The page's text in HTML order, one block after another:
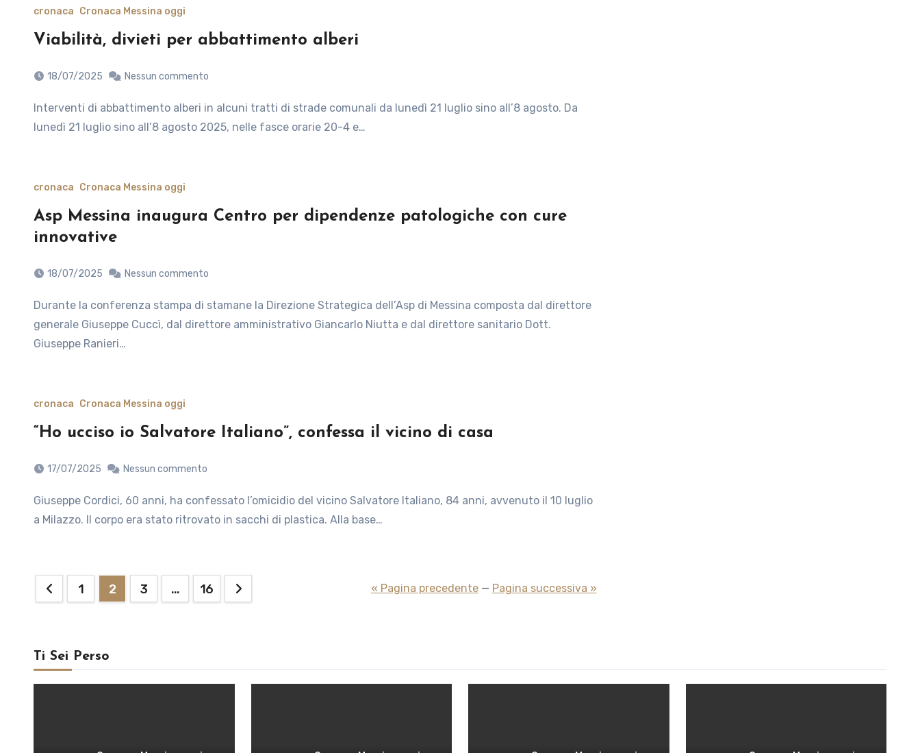
cronaca Cronaca Messina oggi
Viabilità, divieti per abbattimento alberi
18/07/2025 Nessun commento
Interventi di abbattimento alberi in alcuni tratti di strade comunali da lunedì 21 luglio sino all’8 agosto. Da
lunedì 21 luglio sino all’8 agosto 2025, nelle fasce orarie 20-4 e…
cronaca Cronaca Messina oggi
Asp Messina inaugura Centro per dipendenze patologiche con cure
innovative
18/07/2025 Nessun commento
Durante la conferenza stampa di stamane la Direzione Strategica dell’Asp di Messina composta dal direttore
generale Giuseppe Cuccì, dal direttore amministrativo Giancarlo Niutta e dal direttore sanitario Dott.
Giuseppe Ranieri…
cronaca Cronaca Messina oggi
“Ho ucciso io Salvatore Italiano”, confessa il vicino di casa
17/07/2025 Nessun commento
Giuseppe Cordici, 60 anni, ha confessato l’omicidio del vicino Salvatore Italiano, 84 anni, avvenuto il 10 luglio
a Milazzo. Il corpo era stato ritrovato in sacchi di plastica. Alla base…
Paginazione
1 2 3 … 16 « Pagina precedente— Pagina successiva »
Ti Sei Perso